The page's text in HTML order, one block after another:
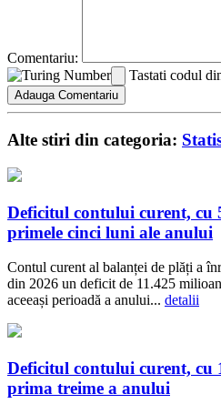
Comentariu:
Tastati codul
Alte stiri din categoria:
Deficitul contului curent, cu
primele cinci luni ale anului
Contul curent al balanței de plăți a
din 2026 un deficit de 11.425
aceeași perioadă a anului... detalii
Deficitul contului curent, cu
prima treime a anului